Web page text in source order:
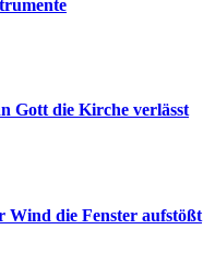
Gott die Kirche verlässt
Wind die Fenster aufstößt